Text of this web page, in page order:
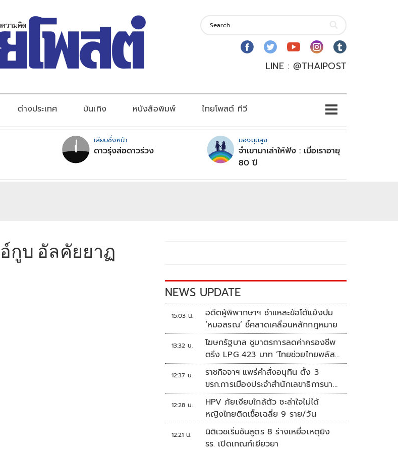
LINE : @THAIPOST
ต่างประเทศ บันเทิง หนังสือพิมพ์ ไทยโพสต์ ทีวี
เสียบซึ่งหน้า
ดาวรุ่งส่อดาวร่วง
มองมุมสูง
จำเขามาเล่าให้ฟัง : เมื่อเราอายุ
80 ปี
กูบ อัลคัยยาฏ
NEWS UPDATE
15:03 น.
อดีตผู้พิพากษาฯ ชำแหละข้อโต้แย้งปม
‘หมอสรณ’ ชี้คลาดเคลื่อนหลักกฎหมาย
13:32 น.
โฆษกรัฐบาล ชูมาตรการลดค่าครองชีพ
ตรึง LPG 423 บาท ‘ไทยช่วยไทยพลัส’
ดันเงินหมุนแสนล้าน
12:37 น.
ราชกิจจาฯ แพร่คำสั่งอนุทิน ตั้ง 3
ขรก.การเมืองประจำสำนักเลขาธิการนา
ยกฯ
12:28 น.
HPV ภัยเงียบใกล้ตัว ชะล่าใจไม่ได้
หญิงไทยติดเชื้อเฉลี่ย 9 ราย/วัน
12:21 น.
นิติเวชเริ่มชันสูตร 8 ร่างเหยื่อเหตุยิง
รร. เปิดเกณฑ์เยียวยา